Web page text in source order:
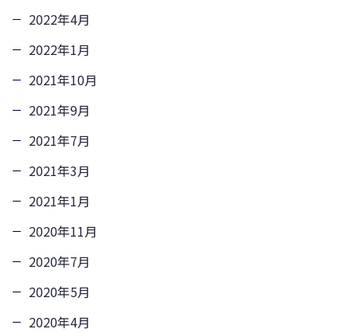
2022年4月
2022年1月
2021年10月
2021年9月
2021年7月
2021年3月
2021年1月
2020年11月
2020年7月
2020年5月
2020年4月